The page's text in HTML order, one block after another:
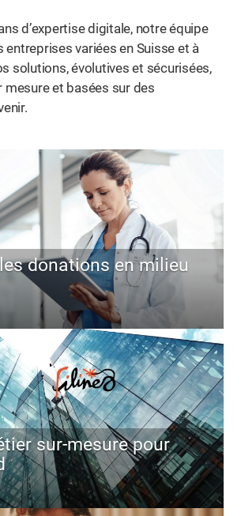
d’expertise digitale, notre équipe
entreprises variées en Suisse et à
solutions, évolutives et sécurisées,
et basées sur des
donations en milieu
sur-mesure pour